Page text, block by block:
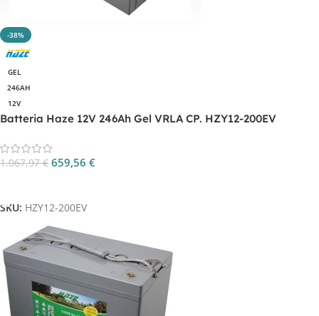
-38%
GEL
246AH
12V
Batteria Haze 12V 246Ah Gel VRLA CP. HZY12-200EV
1.067,97€ 659,56 €
SKU: HZY12-200EV